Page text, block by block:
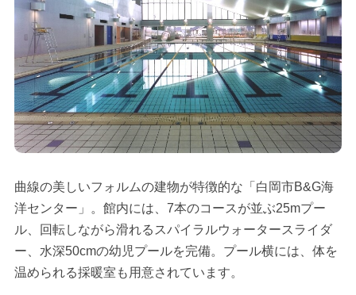
曲線の美しいフォルムの建物が特徴的な「白岡市B&G海
洋センター」。館内には、7本のコースが並ぶ25mプー
ル、回転しながら滑れるスパイラルウォータースライダ
ー、水深50cmの幼児プールを完備。プール横には、体を
温められる採暖室も用意されています。